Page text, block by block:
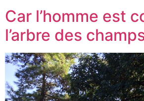
Car l’homme est
l’arbre des